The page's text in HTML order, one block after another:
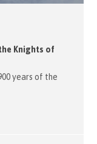
Knights of
years of the